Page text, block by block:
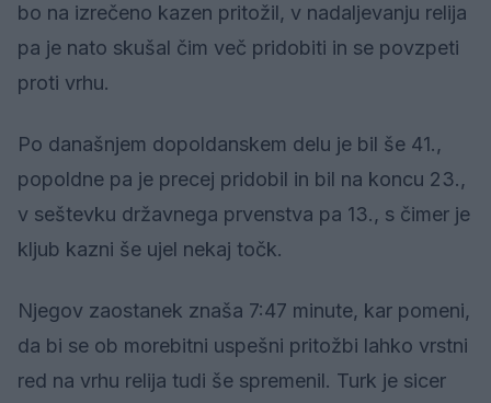
bo na izrečeno kazen pritožil, v nadaljevanju relija
pa je nato skušal čim več pridobiti in se povzpeti
proti vrhu.
Po današnjem dopoldanskem delu je bil še 41.,
popoldne pa je precej pridobil in bil na koncu 23.,
v seštevku državnega prvenstva pa 13., s čimer je
kljub kazni še ujel nekaj točk.
Njegov zaostanek znaša 7:47 minute, kar pomeni,
da bi se ob morebitni uspešni pritožbi lahko vrstni
red na vrhu relija tudi še spremenil. Turk je sicer